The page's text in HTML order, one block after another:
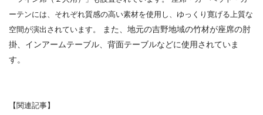
ーテンには、それぞれ質感の高い素材を使用し、ゆっくり寛げる 上質な
空間が演出されています。
また、地元の吉野地域の竹材が座席の肘
掛、インアームテーブル、背面テーブルなどに使用されていま
す。
【関連記事】